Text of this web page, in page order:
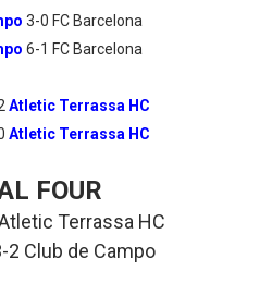
3-0 FC Barcelona
6-1 FC Barcelona
Atletic Terrassa HC
Atletic Terrassa HC
FOUR
Terrassa HC
2 Club de Campo